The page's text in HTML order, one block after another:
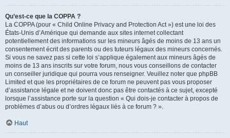
Qu’est-ce que la COPPA ?
La COPPA (pour « Child Online Privacy and Protection Act ») est une loi des
États-Unis d’Amérique qui demande aux sites internet collectant
potentiellement des informations sur les mineurs âgés de moins de 13 ans un
consentement écrit des parents ou des tuteurs légaux des mineurs concernés.
Si vous ne savez pas si cette loi s’applique également aux mineurs âgés de
moins de 13 ans inscrits sur votre forum, nous vous conseillons de contacter
un conseiller juridique qui pourra vous renseigner. Veuillez noter que phpBB
Limited et que les propriétaires de ce forum ne peuvent pas vous proposer
d’assistance légale et ne doivent donc pas être contactés à ce sujet, excepté
lorsque l’assistance porte sur la question « Qui dois-je contacter à propos de
problèmes d’abus ou d’ordres légaux liés à ce forum ? ».
Haut